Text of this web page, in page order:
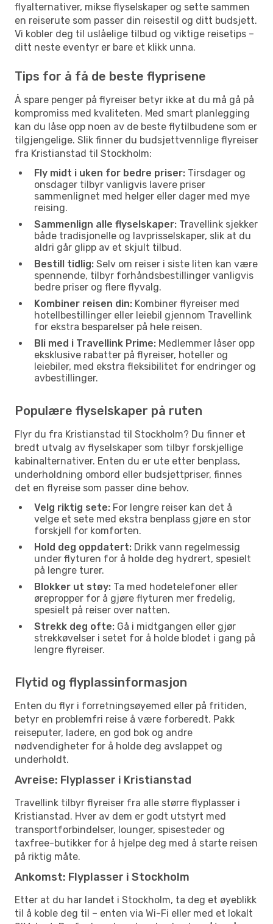
flyalternativer, mikse flyselskaper og sette sammen
en reiserute som passer din reisestil og ditt budsjett.
Vi kobler deg til uslåelige tilbud og viktige reisetips –
ditt neste eventyr er bare et klikk unna.
Tips for å få de beste flyprisene
Å spare penger på flyreiser betyr ikke at du må gå på
kompromiss med kvaliteten. Med smart planlegging
kan du låse opp noen av de beste flytilbudene som er
tilgjengelige. Slik finner du budsjettvennlige flyreiser
fra Kristianstad til Stockholm:
Fly midt i uken for bedre priser: Tirsdager og
onsdager tilbyr vanligvis lavere priser
sammenlignet med helger eller dager med mye
reising.
Sammenlign alle flyselskaper: Travellink sjekker
både tradisjonelle og lavprisselskaper, slik at du
aldri går glipp av et skjult tilbud.
Bestill tidlig: Selv om reiser i siste liten kan være
spennende, tilbyr forhåndsbestillinger vanligvis
bedre priser og flere flyvalg.
Kombiner reisen din: Kombiner flyreiser med
hotellbestillinger eller leiebil gjennom Travellink
for ekstra besparelser på hele reisen.
Bli med i Travellink Prime: Medlemmer låser opp
eksklusive rabatter på flyreiser, hoteller og
leiebiler, med ekstra fleksibilitet for endringer og
avbestillinger.
Populære flyselskaper på ruten
Flyr du fra Kristianstad til Stockholm? Du finner et
bredt utvalg av flyselskaper som tilbyr forskjellige
kabinalternativer. Enten du er ute etter benplass,
underholdning ombord eller budsjettpriser, finnes
det en flyreise som passer dine behov.
Velg riktig sete: For lengre reiser kan det å
velge et sete med ekstra benplass gjøre en stor
forskjell for komforten.
Hold deg oppdatert: Drikk vann regelmessig
under flyturen for å holde deg hydrert, spesielt
på lengre turer.
Blokker ut støy: Ta med hodetelefoner eller
ørepropper for å gjøre flyturen mer fredelig,
spesielt på reiser over natten.
Strekk deg ofte: Gå i midtgangen eller gjør
strekkøvelser i setet for å holde blodet i gang på
lengre flyreiser.
Flytid og flyplassinformasjon
Enten du flyr i forretningsøyemed eller på fritiden,
betyr en problemfri reise å være forberedt. Pakk
reiseputer, ladere, en god bok og andre
nødvendigheter for å holde deg avslappet og
underholdt.
Avreise: Flyplasser i Kristianstad
Travellink tilbyr flyreiser fra alle større flyplasser i
Kristianstad. Hver av dem er godt utstyrt med
transportforbindelser, lounger, spisesteder og
taxfree-butikker for å hjelpe deg med å starte reisen
på riktig måte.
Ankomst: Flyplasser i Stockholm
Etter at du har landet i Stockholm, ta deg et øyeblikk
til å koble deg til – enten via Wi-Fi eller med et lokalt